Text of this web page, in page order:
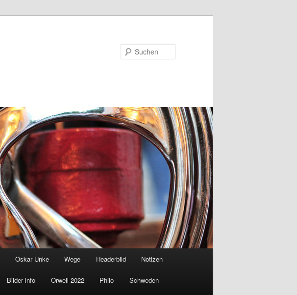
Oskar Unke Wege Headerbild Notizen
Bilder-Info Orwell 2022 Philo Schweden